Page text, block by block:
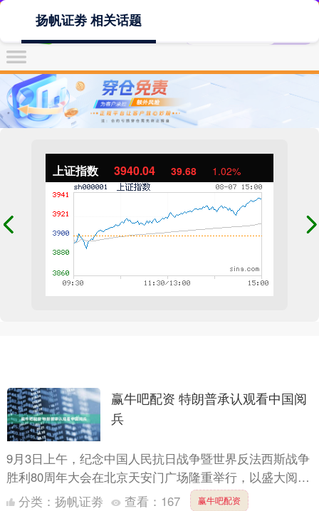
上证指数 3940.04 39.68 1.02%
扬帆证劵 相关话题
赢牛吧配资 特朗普承认观看中国阅
兵
9月3日上午，纪念中国人民抗日战争暨世界反法西斯战争
胜利80周年大会在北京天安门广场隆重举行，以盛大阅兵
仪式，同世界人民一道纪念这个伟大的日子。 当地时间9
分类： 扬帆证劵 查看： 167 赢牛吧配资